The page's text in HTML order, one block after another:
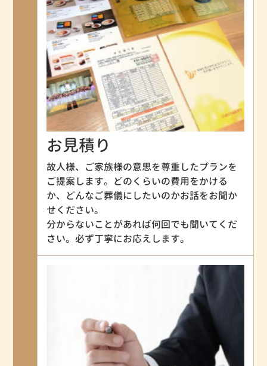
お見積り
故人様、ご家族様の意思を尊重したプランを
ご提案します。どのくらいの費用をかける
か、どんなご葬儀にしたいのかお話をお聞か
せください。
分からないことがあれば何回でも聞いてくだ
さい。必ず丁寧にお応えします。